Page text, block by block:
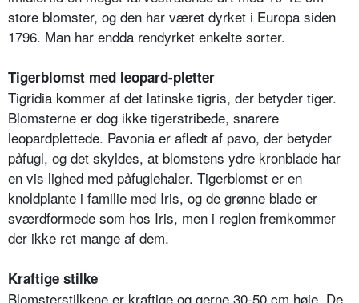
store blomster, og den har været dyrket i Europa siden
1796. Man har endda rendyrket enkelte sorter.
Tigerblomst med leopard-pletter
Tigridia kommer af det latinske tigris, der betyder tiger.
Blomsterne er dog ikke tigerstribede, snarere
leopardplettede. Pavonia er afledt af pavo, der betyder
påfugl, og det skyldes, at blomstens ydre kronblade har
en vis lighed med påfuglehaler. Tigerblomst er en
knoldplante i familie med Iris, og de grønne blade er
sværdformede som hos Iris, men i reglen fremkommer
der ikke ret mange af dem.
Kraftige stilke
Blomsterstilkene er kraftige og gerne 30-50 cm høje. De